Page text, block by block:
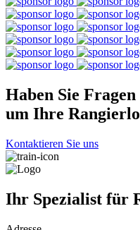
Haben Sie
um Ihre
Kontaktieren Sie uns
Ihr Spezialist für